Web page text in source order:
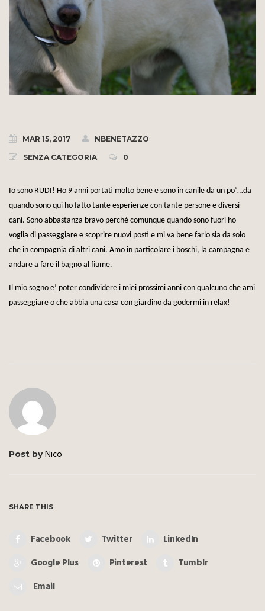
MAR 15, 2017 NBENETAZZO
SENZA CATEGORIA 0
Io sono RUDI! Ho 9 anni portati molto bene e sono in canile da un po’…da
quando sono qui ho fatto tante esperienze con tante persone e diversi
cani. Sono abbastanza bravo perchè comunque quando sono fuori ho
voglia di passeggiare e scoprire nuovi posti e mi va bene farlo sia da solo
che in compagnia di altri cani. Amo in particolare i boschi, la campagna e
andare a fare il bagno al fiume.
Il mio sogno e’ poter condividere i miei prossimi anni con qualcuno che ami
passeggiare o che abbia una casa con giardino da godermi in relax!
Post byNico
SHARE THIS
Facebook Twitter
LinkedIn
Google Plus
Pinterest
Tumblr
Email